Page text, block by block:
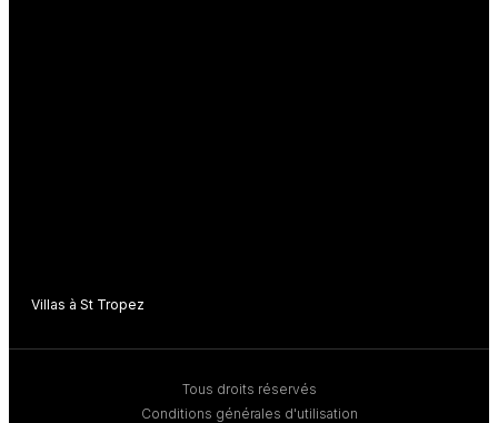
Villas à St Tropez
Tous droits réservés
Conditions générales d'utilisation